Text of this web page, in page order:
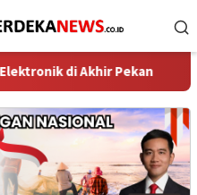
Pekan ‎Masyarakat